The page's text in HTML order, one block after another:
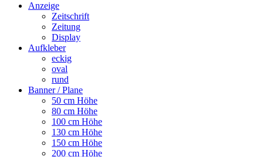
Anzeige
Zeitschrift
Zeitung
Display
Aufkleber
eckig
oval
rund
Banner / Plane
50 cm Höhe
80 cm Höhe
100 cm Höhe
130 cm Höhe
150 cm Höhe
200 cm Höhe